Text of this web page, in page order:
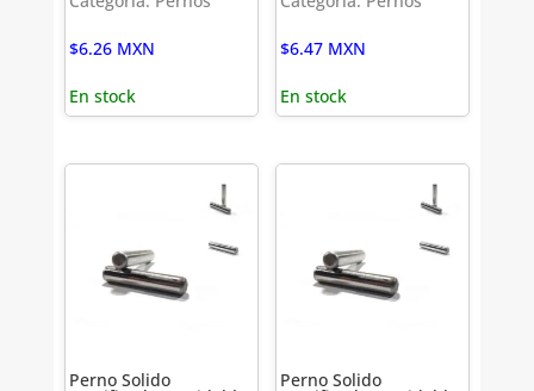
$6.26 MXN
En stock
$6.47 MXN
En stock
Perno Solido Perno Solido